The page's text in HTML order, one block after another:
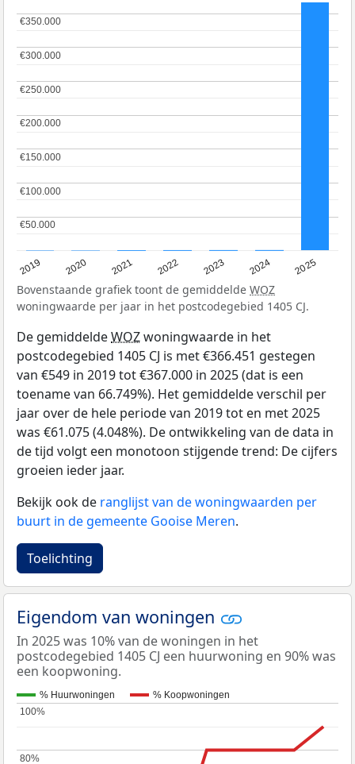
2019 2020 2021 2022 2023 2024 2025
€50.000
€50.000
€100.000
€100.000
€150.000
€150.000
€200.000
€200.000
€250.000
€250.000
€300.000
€300.000
€350.000
€350.000
Bovenstaande grafiek toont de gemiddelde WOZ
woningwaarde per jaar in het postcodegebied 1405 CJ.
De gemiddeldeWOZwoningwaarde in het
postcodegebied 1405 CJ is met €366.451 gestegen
van €549 in 2019 tot €367.000 in 2025 (dat is een
toename van 66.749%). Het gemiddelde verschil per
jaar over de hele periode van 2019 tot en met 2025
was €61.075 (4.048%). De ontwikkeling van de data in
de tijd volgt een monotoon stijgende trend: De cijfers
groeien ieder jaar.
Bekijk ook de ranglijst van de woningwaarden per
buurt in de gemeente Gooise Meren.
Toelichting
Eigendom van woningen
In 2025 was 10% van de woningen in het
postcodegebied 1405 CJ een huurwoning en 90% was
een koopwoning.
% Huurwoningen % Koopwoningen
80%
80%
100%
100%